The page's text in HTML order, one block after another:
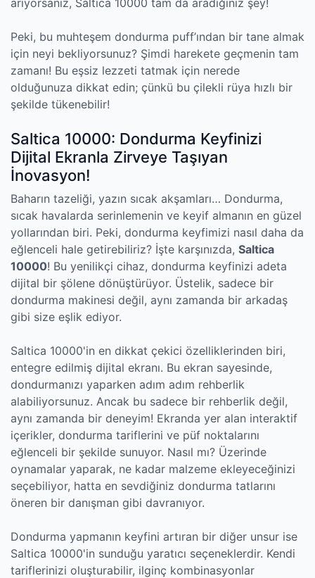
arıyorsanız, Saltica 10000 tam da aradığınız şey!
Peki, bu muhteşem dondurma puff’ından bir tane almak
için neyi bekliyorsunuz? Şimdi harekete geçmenin tam
zamanı! Bu eşsiz lezzeti tatmak için nerede
olduğunuza dikkat edin; çünkü bu çilekli rüya hızlı bir
şekilde tükenebilir!
Saltica 10000: Dondurma Keyfinizi
Dijital Ekranla Zirveye Taşıyan
İnovasyon!
Baharın tazeliği, yazın sıcak akşamları… Dondurma,
sıcak havalarda serinlemenin ve keyif almanın en güzel
yollarından biri. Peki, dondurma keyfimizi nasıl daha da
eğlenceli hale getirebiliriz? İşte karşınızda, Saltica
10000! Bu yenilikçi cihaz, dondurma keyfinizi adeta
dijital bir şölene dönüştürüyor. Üstelik, sadece bir
dondurma makinesi değil, aynı zamanda bir arkadaş
gibi size eşlik ediyor.
Saltica 10000'in en dikkat çekici özelliklerinden biri,
entegre edilmiş dijital ekranı. Bu ekran sayesinde,
dondurmanızı yaparken adım adım rehberlik
alabiliyorsunuz. Ancak bu sadece bir rehberlik değil,
aynı zamanda bir deneyim! Ekranda yer alan interaktif
içerikler, dondurma tariflerini ve püf noktalarını
eğlenceli bir şekilde sunuyor. Nasıl mı? Üzerinde
oynamalar yaparak, ne kadar malzeme ekleyeceğinizi
seçebiliyor, hatta en sevdiğiniz dondurma tatlarını
öneren bir danışman gibi davranıyor.
Dondurma yapmanın keyfini artıran bir diğer unsur ise
Saltica 10000'in sunduğu yaratıcı seçeneklerdir. Kendi
tariflerinizi oluşturabilir, ilginç kombinasyonlar